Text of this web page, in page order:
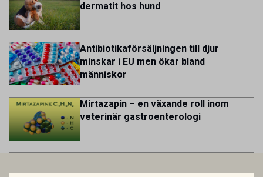
dermatit hos hund
Antibiotikaförsäljningen till djur
minskar i EU men ökar bland
människor
Mirtazapin – en växande roll inom
veterinär gastroenterologi